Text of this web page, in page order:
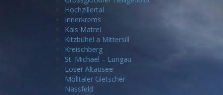
Hochzillertal
Innerkrems
Kals Matrei
Kitzbühel a Mittersill
Kreischberg
St. Michael – Lungau
Loser Altausee
Mölltaler Gletscher
Nassfeld